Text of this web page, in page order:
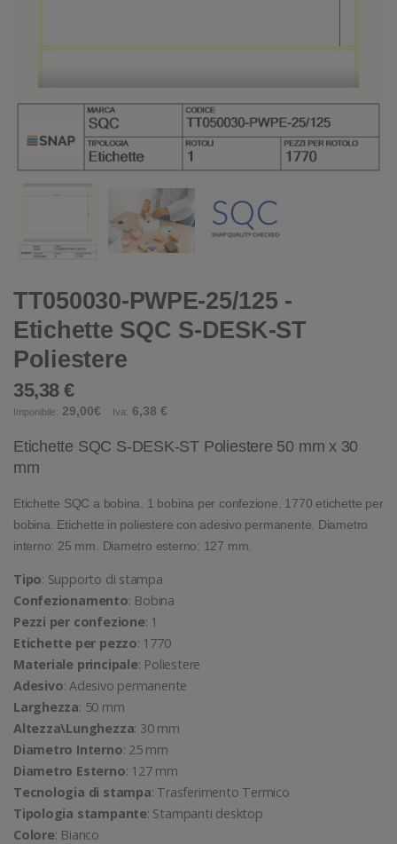
TT050030-PWPE-25/125 -
Etichette SQC S-DESK-ST
Poliestere
35,38 €
Imponibile: 29,00€ Iva: 6,38 €
Etichette SQC S-DESK-ST Poliestere 50 mm x 30
mm
Etichette SQC a bobina. 1 bobina per confezione. 1770 etichette per
bobina. Etichette in poliestere con adesivo permanente. Diametro
interno: 25 mm. Diametro esterno: 127 mm.
Tipo: Supporto di stampa
Confezionamento: Bobina
Pezzi per confezione: 1
Etichette per pezzo: 1770
Materiale principale: Poliestere
Adesivo: Adesivo permanente
Larghezza: 50 mm
Altezza\Lunghezza: 30 mm
Diametro Interno: 25 mm
Diametro Esterno: 127 mm
Tecnologia di stampa: Trasferimento Termico
Tipologia stampante: Stampanti desktop
Colore: Bianco